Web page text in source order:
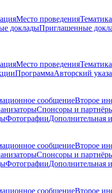
Место проведения
докладыПриглашенные
Место проведения
ПрограммаАвторский
сообщениеВторое
Спонсоры и
ФотографииДополнительная
сообщениеВторое
Спонсоры и
ФотографииДополнительная
сообщениеВторое